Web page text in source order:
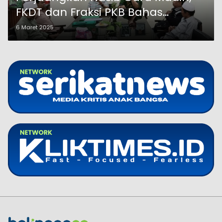
FKDT dan Fraksi PKB Bahas
Kebijakan Penting
6 Maret 2025